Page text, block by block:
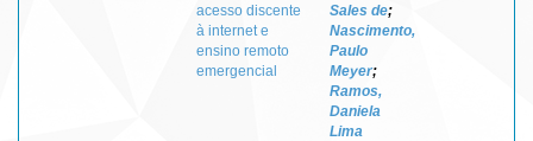
acesso discente
à internet e
ensino remoto
emergencial
Sales de;
Nascimento,
Paulo
Meyer;
Ramos,
Daniela
Lima